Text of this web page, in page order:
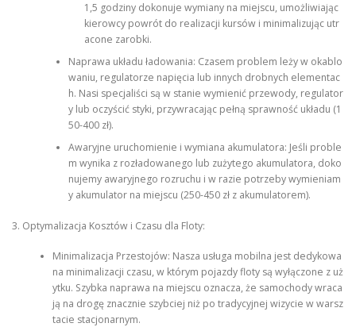
1,5 godziny dokonuje wymiany na miejscu, umożliwiając
kierowcy powrót do realizacji kursów i minimalizując utr
acone zarobki.
Naprawa układu ładowania: Czasem problem leży w okablo
waniu, regulatorze napięcia lub innych drobnych elementac
h. Nasi specjaliści są w stanie wymienić przewody, regulator
y lub oczyścić styki, przywracając pełną sprawność układu (1
50-400 zł).
Awaryjne uruchomienie i wymiana akumulatora: Jeśli proble
m wynika z rozładowanego lub zużytego akumulatora, doko
nujemy awaryjnego rozruchu i w razie potrzeby wymieniam
y akumulator na miejscu (250-450 zł z akumulatorem).
3. Optymalizacja Kosztów i Czasu dla Floty:
Minimalizacja Przestojów: Nasza usługa mobilna jest dedykowa
na minimalizacji czasu, w którym pojazdy floty są wyłączone z uż
ytku. Szybka naprawa na miejscu oznacza, że samochody wraca
ją na drogę znacznie szybciej niż po tradycyjnej wizycie w warsz
tacie stacjonarnym.